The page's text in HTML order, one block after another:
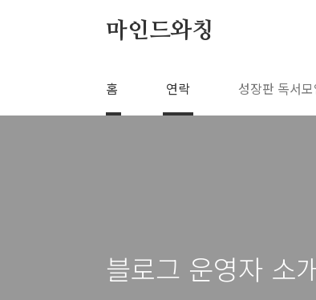
마인드와칭
홈 연락 성장판 독서모
블로그 운영자 소